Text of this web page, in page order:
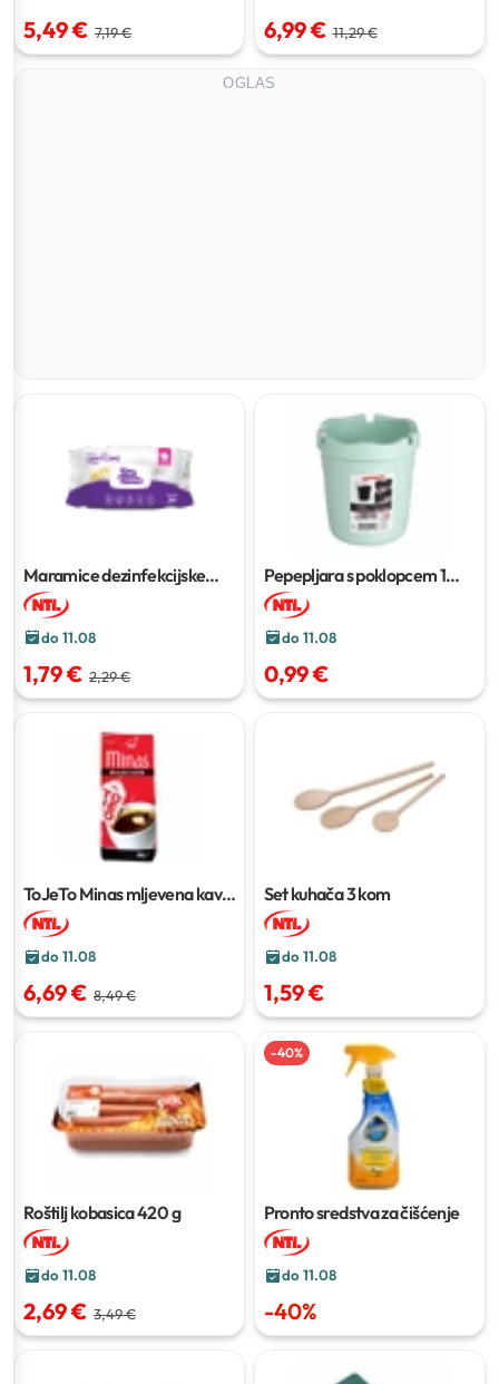
5,49 € 7,19 € 6,99 € 11,29 €
OGLAS
Maramice dezinfekcijske
višenamjenske
do 11.08
1,79 € 2,29 €
Pepepljara s poklopcem1
kom
do 11.08
0,99 €
ToJeTo Minas mljevena kava
500 g
do 11.08
6,69 € 8,49 €
Set kuhača3 kom
do 11.08
1,59 €
Roštilj kobasica420 g
do 11.08
2,69 € 3,49 €
-40%
Pronto sredstva za čišćenje
do 11.08
-40%